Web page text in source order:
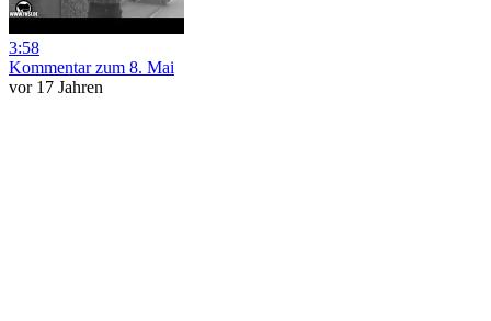
3:58
Kommentar zum 8. Mai
vor 17 Jahren